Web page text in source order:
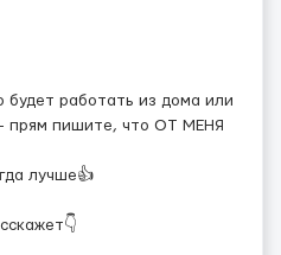
будет работать из дома или
прям пишите, что ОТ МЕНЯ
лучше👍